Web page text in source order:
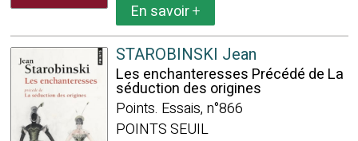
En savoir+
STAROBINSKI Jean
Les enchanteresses Précédé de La
séduction des origines
Points. Essais, n°866
POINTS SEUIL